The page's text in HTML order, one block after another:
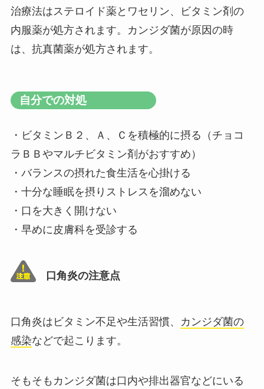
治療法はステロイド薬とワセリン、ビタミン剤の
内服薬が処方されます。カンジダ菌が原因の時
は、抗真菌薬が処方されます。
自分での対処
・ビタミンＢ２、Ａ、Ｃを積極的に摂る（チョコ
ラＢＢやマルチビタミン剤がおすすめ）
・バランスの摂れた食生活を心掛ける
・十分な睡眠を摂りストレスを溜めない
・口を大きく開けない
・早めに皮膚科を受診する
口角炎の注意点
口角炎はビタミン不足や生活習慣、
カンジダ菌の
感染などで起こります。
そもそもカンジダ菌は口内や排出器官などにいる